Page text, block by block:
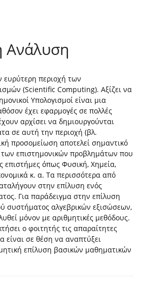
Ανάλυση
περιοχή των
(Scientific Computing). Αξίζει να
Υπολογισμοί είναι μια
έχει εφαρμογές σε πολλές
αρχίσει να δημιουργούνται
σε αυτή την περιοχή (βλ.
προσομείωση αποτελεί σημαντικό
των επιστημονικών προβλημάτων που
επιστήμες όπως Φυσική, Χημεία,
κ. α. Τα περισσότερα από
στην επίλυση ενός
Για παράδειγμα στην επίλυση
συστήματος αλγεβρικών εξισώσεων,
μόνον με αριθμητικές μεθόδους.
ο φοιτητής τις απαραίτητες
είναι σε θέση να αναπτύξει
επίλυση βασικών μαθηματικών